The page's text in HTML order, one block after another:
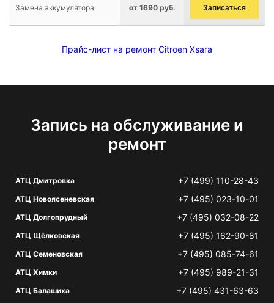
Замена аккумулятора от 1690 руб. Записаться
Прайс-лист на ремонт Citroen Xsara
Запись на обслуживание и
ремонт
АТЦ Дмитровка +7 (499) 110-28-43
АТЦ Новоясеневская +7 (495) 023-10-01
АТЦ Долгопрудный +7 (495) 032-08-22
АТЦ Щёлковская +7 (495) 162-90-81
АТЦ Семеновская +7 (495) 085-74-61
АТЦ Химки +7 (495) 989-21-31
АТЦ Балашиха +7 (495) 431-63-63